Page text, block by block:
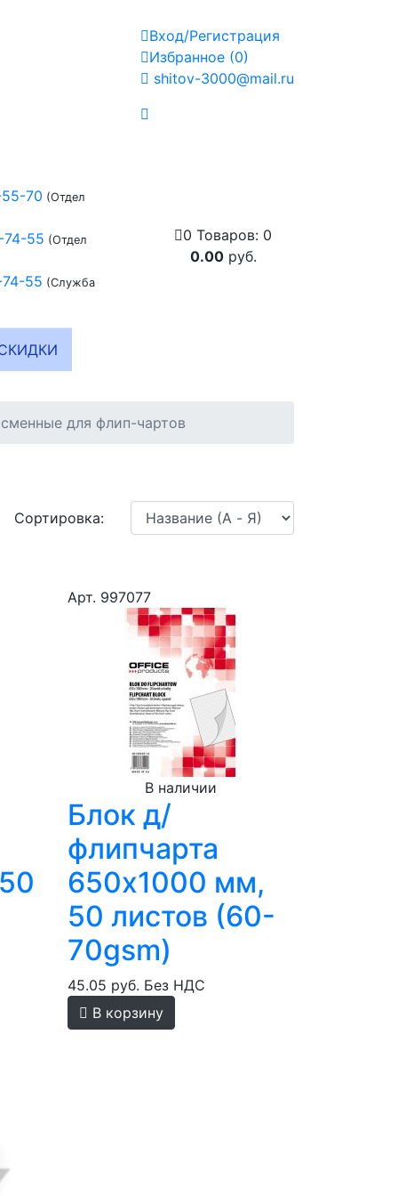
Вход/Регистрация
Избранное (0)
shitov-3000@mail.ru
70 (Отдел
55 (Отдел
55 (Служба
0 Товаров: 0
0.00руб.
для флип-чартов
Сортировка:
Арт. 997077
В наличии
Блок д/
флипчарта
650х1000 мм,
50 листов (60-
70gsm)
45.05 руб. Без НДС
В корзину